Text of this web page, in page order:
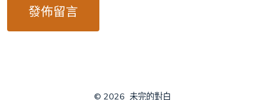
© 2026 未完的對白